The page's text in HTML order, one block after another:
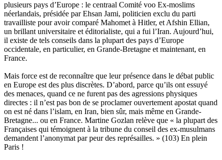
plusieurs pays d’Europe : le centraal Comité voo Ex-moslims
néerlandais, présidée par Ehsan Jami, politicien exclu du parti
travailliste pour avoir comparé Mahomet à Hitler, et Afshin Ellian,
un brillant universitaire et éditorialiste, qui a fui l’Iran. Aujourd’hui,
il existe de tels conseils dans la plupart des pays d’Europe
occidentale, en particulier, en Grande-Bretagne et maintenant, en
France.
Mais force est de reconnaître que leur présence dans le débat public
en Europe est des plus discrètes. D’abord, parce qu’ils ont essuyé
des menaces, quand ce ne furent pas des agressions physiques
directes : il n’est pas bon de se proclamer ouvertement apostat quand
on est né dans l’islam, en Iran, bien sûr, mais même en Grande-
Bretagne... ou en France. Martine Gozlan relève que « la plupart des
Françaises qui témoignent à la tribune du conseil des ex-musulmans
demandent l’anonymat par peur des représailles. » (103) En plein
Paris !